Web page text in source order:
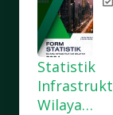
Statistik
Wilaya…